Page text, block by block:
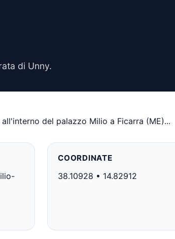
di Unny.
del palazzo Milio a Ficarra (ME)...
COORDINATE
38.10928 • 14.82912